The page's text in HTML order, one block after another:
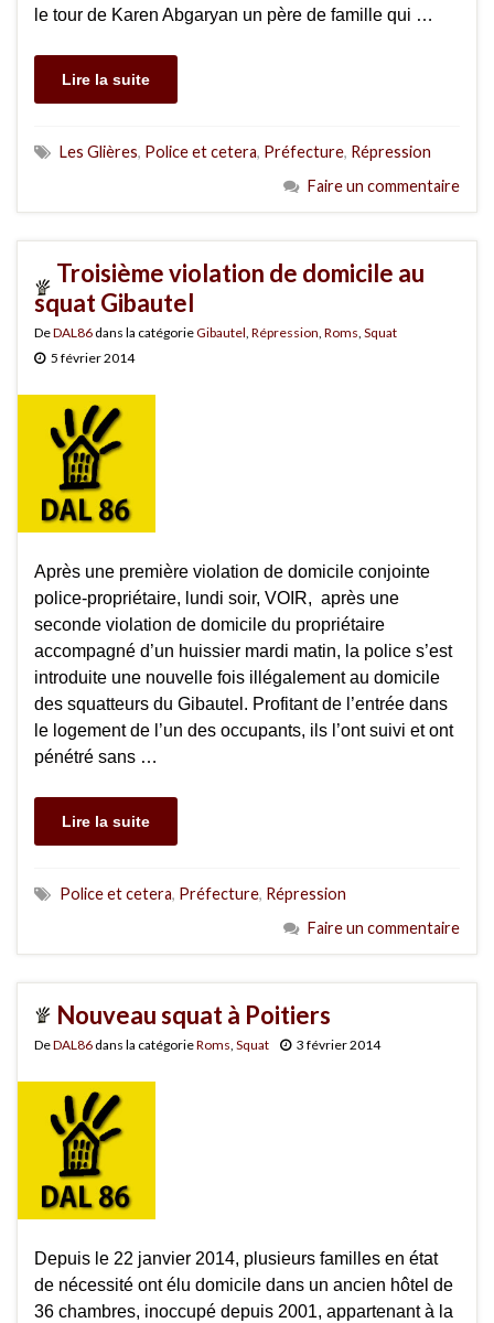
le tour de Karen Abgaryan un père de famille qui …
Lire la suite
Les Glières, Police et cetera, Préfecture, Répression
Faire un commentaire
Troisième violation de domicile au
squat Gibautel
DeDAL86 dans la catégorieGibautel, Répression, Roms, Squat
5 février 2014
Après une première violation de domicile conjointe
police-propriétaire, lundi soir, VOIR, après une
seconde violation de domicile du propriétaire
accompagné d’un huissier mardi matin, la police s’est
introduite une nouvelle fois illégalement au domicile
des squatteurs du Gibautel. Profitant de l’entrée dans
le logement de l’un des occupants, ils l’ont suivi et ont
pénétré sans …
Lire la suite
Police et cetera, Préfecture, Répression
Faire un commentaire
Nouveau squat à Poitiers
DeDAL86 dans la catégorieRoms, Squat 3 février 2014
Depuis le 22 janvier 2014, plusieurs familles en état
de nécessité ont élu domicile dans un ancien hôtel de
36 chambres, inoccupé depuis 2001, appartenant à la